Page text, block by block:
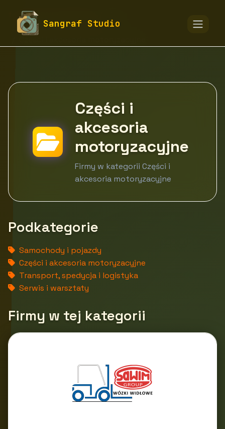
Sangraf Studio
fototapety-sangraf.pl
Motoryzacja i transport
Części i
akcesoria
motoryzacyjne
Firmy w kategorii Części i
akcesoria motoryzacyjne
Podkategorie
Samochody i pojazdy
Części i akcesoria motoryzacyjne
Transport, spedycja i logistyka
Serwis i warsztaty
Firmy w tej kategorii